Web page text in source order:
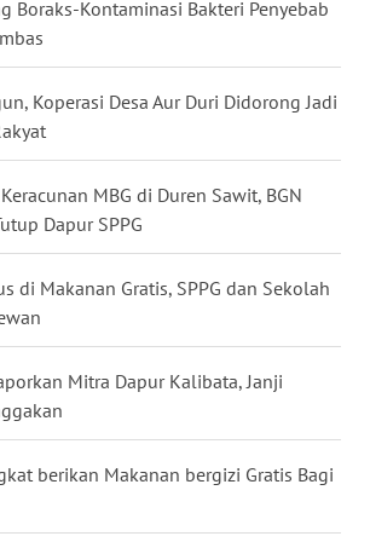
Boraks-Kontaminasi Bakteri Penyebab
Koperasi Desa Aur Duri Didorong Jadi
MBG di Duren Sawit, BGN
Dapur SPPG
di Makanan Gratis, SPPG dan Sekolah
Mitra Dapur Kalibata, Janji
berikan Makanan bergizi Gratis Bagi